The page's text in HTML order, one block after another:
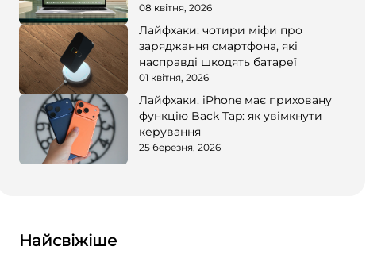
08 квітня, 2026
Лайфхаки: чотири міфи про
заряджання смартфона, які
насправді шкодять батареї
01 квітня, 2026
Лайфхаки. iPhone має приховану
функцію Back Tap: як увімкнути
керування
25 березня, 2026
Найсвіжіше